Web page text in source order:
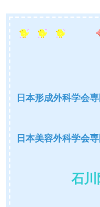
日本形成外科学会
日本美容外科学会
石川